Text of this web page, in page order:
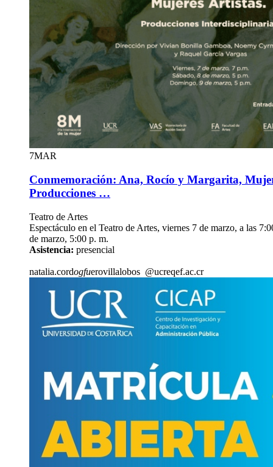
7MAR
Conmemoración: Ana, Rocío y Margarita,
Producciones …
Teatro de Artes
Espectáculo en el Teatro de Artes, viernes 7 de marzo, a las
de marzo, 5:00 p. m.
Asistencia: presencial
natalia.cordogfuerovillalobos @ucreqef.ac.cr